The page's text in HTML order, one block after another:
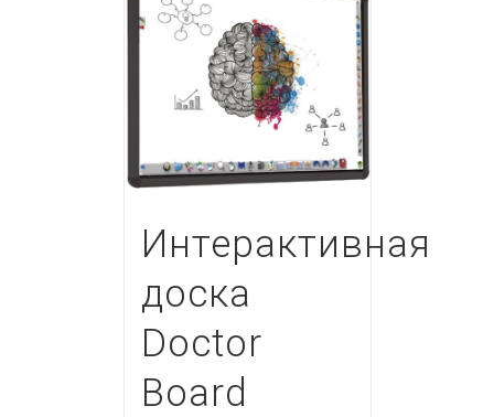
Интерактивная
доска
Doctor
Board